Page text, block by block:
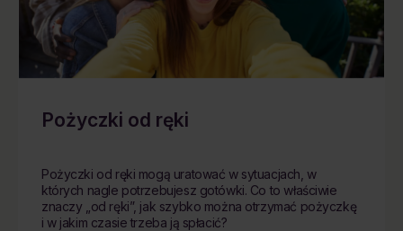
Pożyczki od ręki
Pożyczki od ręki mogą uratować w sytuacjach, w
których nagle potrzebujesz gotówki. Co to właściwie
znaczy „od ręki”, jak szybko można otrzymać pożyczkę
i w jakim czasie trzeba ją spłacić?